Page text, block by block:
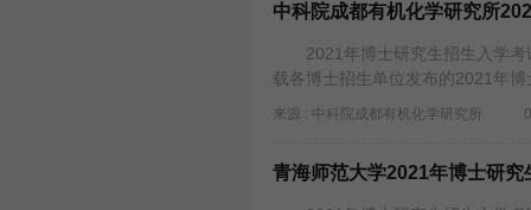
中科院成都有机化学研究所
2021年博士研究生招生入学考
载各博士招生单位发布的2021年
来源 : 中科院成都有机化学研究所
青海师范大学2021年博士研